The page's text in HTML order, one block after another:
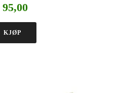
95,00
KJØP